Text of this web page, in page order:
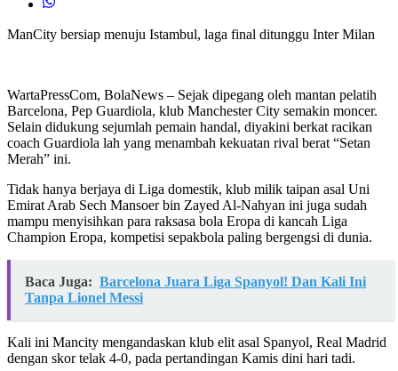
ManCity bersiap menuju Istambul, laga final ditunggu Inter Milan
WartaPressCom, BolaNews – Sejak dipegang oleh mantan pelatih
Barcelona, Pep Guardiola, klub Manchester City semakin moncer.
Selain didukung sejumlah pemain handal, diyakini berkat racikan
coach Guardiola lah yang menambah kekuatan rival berat “Setan
Merah” ini.
Tidak hanya berjaya di Liga domestik, klub milik taipan asal Uni
Emirat Arab Sech Mansoer bin Zayed Al-Nahyan ini juga sudah
mampu menyisihkan para raksasa bola Eropa di kancah Liga
Champion Eropa, kompetisi sepakbola paling bergengsi di dunia.
Baca Juga: Barcelona Juara Liga Spanyol! Dan Kali Ini
Tanpa Lionel Messi
Kali ini Mancity mengandaskan klub elit asal Spanyol, Real Madrid
dengan skor telak 4-0, pada pertandingan Kamis dini hari tadi.